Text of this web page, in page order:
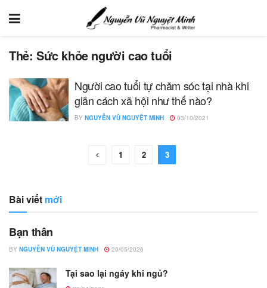
Thẻ: Sức khỏe người cao tuổi
Người cao tuổi tự chăm sóc tại nhà khi
giãn cách xã hội như thế nào?
BY NGUYỄN VŨ NGUYỆT MINH 03/10/2021
1 2 3
Bài viết mới
Bạn thân
BY NGUYỄN VŨ NGUYỆT MINH 20/05/2026
Tại sao lại ngáy khi ngủ?